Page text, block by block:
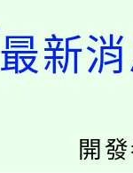
。
桃園市
低收
惠，
造教
最新
開